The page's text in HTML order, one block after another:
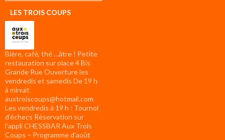
LES TROIS COUPS
Bière, café, thé …âtre ! Petite
restauration sur place 4 Bis
Grande Rue Ouverture les
vendredis et samedis De 19 h
à minuit
auxtroiscoups@hotmail.com
Les vendredis à 19 h : Tournoi
d’échecs Réservation sur
l’appli CHESSBAR Aux Trois
Coups – Programme d’août